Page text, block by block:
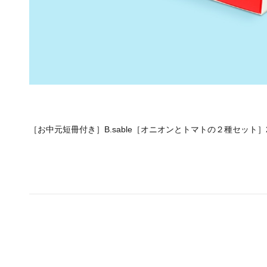
［お中元短冊付き］B.sable［オニオンとトマトの２種セット